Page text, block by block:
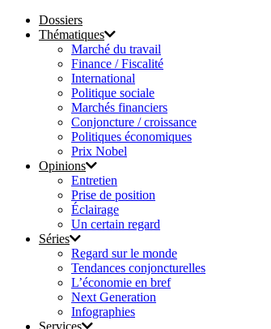
Dossiers
Thématiques
Marché du travail
Finance / Fiscalité
International
Politique sociale
Marchés financiers
Conjoncture / croissance
Politiques économiques
Prix Nobel
Opinions
Entretien
Prise de position
Éclairage
Un certain regard
Séries
Regard sur le monde
Tendances conjoncturelles
L’économie en bref
Next Generation
Infographies
Services